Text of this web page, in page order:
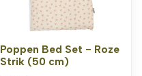
Poppen Bed Set - Roze
Strik (50 cm)